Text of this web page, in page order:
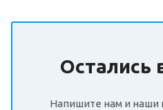
Остались
Напишите нам и наши